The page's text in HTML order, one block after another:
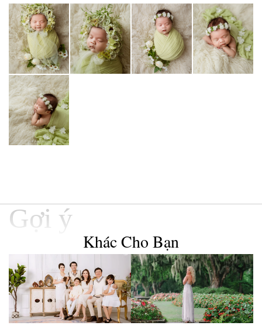
Gợi ý
Khác Cho Bạn